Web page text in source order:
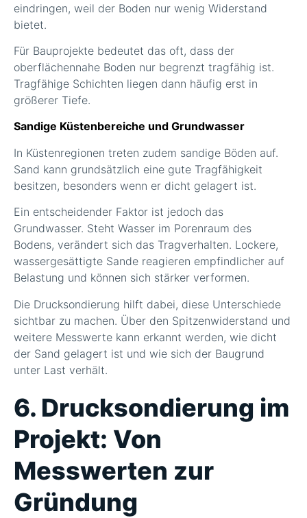
eindringen, weil der Boden nur wenig Widerstand
bietet.
Für Bauprojekte bedeutet das oft, dass der
oberflächennahe Boden nur begrenzt tragfähig ist.
Tragfähige Schichten liegen dann häufig erst in
größerer Tiefe.
Sandige Küstenbereiche und Grundwasser
In Küstenregionen treten zudem sandige Böden auf.
Sand kann grundsätzlich eine gute Tragfähigkeit
besitzen, besonders wenn er dicht gelagert ist.
Ein entscheidender Faktor ist jedoch das
Grundwasser. Steht Wasser im Porenraum des
Bodens, verändert sich das Tragverhalten. Lockere,
wassergesättigte Sande reagieren empfindlicher auf
Belastung und können sich stärker verformen.
Die Drucksondierung hilft dabei, diese Unterschiede
sichtbar zu machen. Über den Spitzenwiderstand und
weitere Messwerte kann erkannt werden, wie dicht
der Sand gelagert ist und wie sich der Baugrund
unter Last verhält.
6. Drucksondierung im
Projekt: Von
Messwerten zur
Gründung